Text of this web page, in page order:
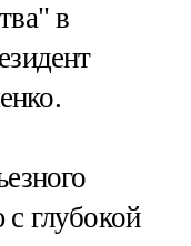
в
глубокой